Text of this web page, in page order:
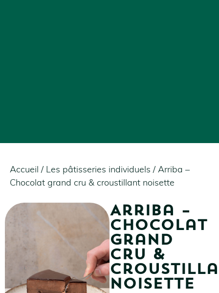
Accueil / Les pâtisseries individuels / Arriba –
Chocolat grand cru & croustillant noisette
Arriba –
Chocolat
grand
cru &
noisette